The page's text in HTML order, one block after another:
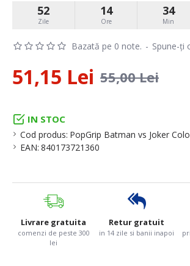
IN STOC
Cod produs: PopGrip Batman vs Joker
EAN: 840173721360
Bazată pe 0 note. - Spune-ţi
52
Zile
14
Ore
34
Min
51,15 Lei 55,00 Lei
Livrare gratuita
comenzi de peste 300
lei
Retur gratuit
in 14 zile si banii inapoi